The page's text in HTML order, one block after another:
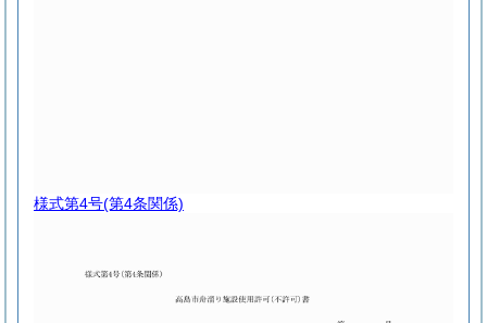
様式第4号(第4条関係)